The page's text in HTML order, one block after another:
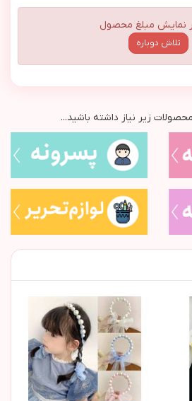
نمایش مبلغ محصول
تلاش دوباره
زیر نیاز داشته باشید...